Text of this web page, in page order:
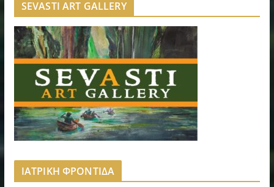
SEVASTI ART GALLERY
ΙΑΤΡΙΚΗ ΦΡΟΝΤΙΔΑ